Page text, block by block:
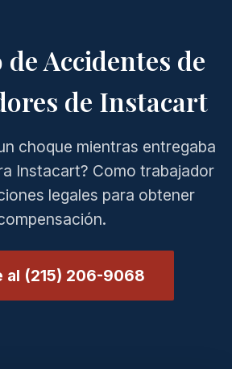
Accidentes de
de Instacart
choque mientras entregaba
Instacart? Como trabajador
legales para obtener
al (215) 206-9068